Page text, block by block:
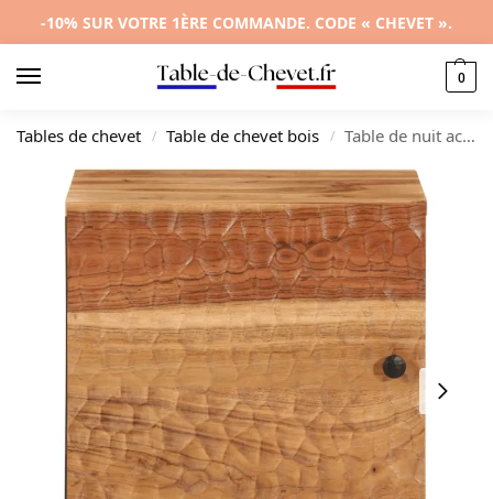
-10% SUR VOTRE 1ÈRE COMMANDE. CODE « CHEVET ».
0
Tables de chevet / Table de chevet bois / Table de nuit acacia design moderne compact, 40x33x46cm